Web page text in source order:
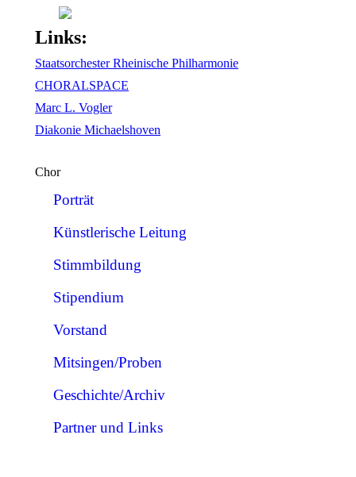
Links:
Staatsorchester Rheinische Philharmonie
CHORALSPACE
Marc L. Vogler
Diakonie Michaelshoven
Chor
Porträt
Künstlerische Leitung
Stimmbildung
Stipendium
Vorstand
Mitsingen/Proben
Geschichte/Archiv
Partner und Links